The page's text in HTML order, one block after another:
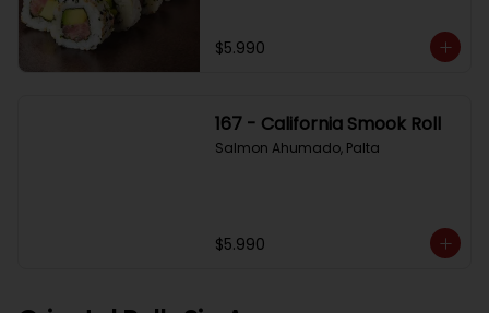
$5.990
167 - California Smook Roll
Salmon Ahumado, Palta
$5.990